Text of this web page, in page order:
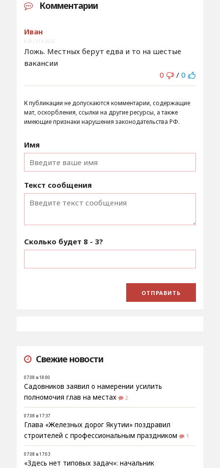
Комментарии
Иван
6:20 / 21.6.2022
Ложь. Местных берут едва и то на шестые
вакансии
0
/ 0
К публикации не допускаются комментарии, содержащие
мат, оскорбления, ссылки на другие ресурсы, а также
имеющие признаки нарушения законодательства РФ.
Имя
Текст сообщения
Сколько будет 8 - 3?
Свежие новости
07.08 в 18:00
Садовников заявил о намерении усилить
полномочия глав на местах
2
07.08 в 17:37
Глава «Железных дорог Якутии» поздравил
строителей с профессиональным праздником
1
07.08 в 17:03
«Здесь нет типовых задач»: начальник